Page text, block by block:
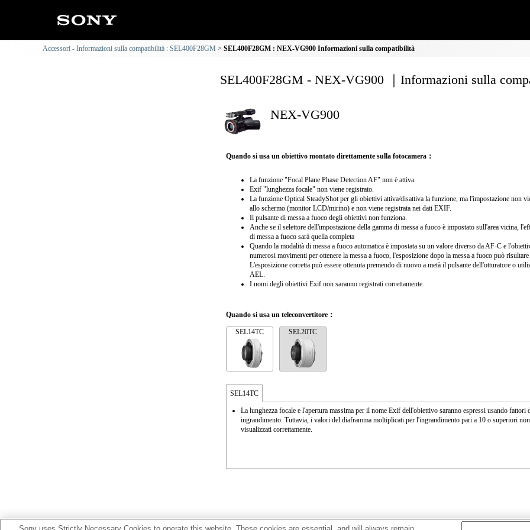
Accessori - Informazioni sulla compatibilità : SEL400F28GM SEL400F28GM : NEX-VG900 Informazioni sulla compatibilità
SEL400F28GM - NEX-VG900 ｜Informazioni sulla
NEX-VG900
Quando si usa un obiettivo montato direttamente sulla fotocamera：
La funzione "Focal Plane Phase Detection AF" non è attiva.
Exif "lunghezza focale" non viene registrato.
La funzione Optical SteadyShot per gli obiettivi attiva/disattiva la funzione, ma l'impostazione non
allo schermo (monitor LCD/mirino) e non viene registrata nei dati EXIF.
Il pulsante di messa a fuoco degli obiettivi non funziona.
Anche se il selettore dell'impostazione della gamma di messa a fuoco è impostato sull'area vicina,
di messa a fuoco sarà quella completa
Quando la modalità di messa a fuoco automatica è impostata su un valore diverso da AF-C e
numerosi movimenti per ottenere la messa a fuoco, l'esposizione dopo la messa a fuoco può
L'esposizione corretta può essere ottenuta premendo di nuovo a metà il pulsante dell'otturatore o
AEL.
I nomi degli obiettivi Exif non saranno registrati correttamente.
Quando si usa un teleconvertitore：
SEL14TC SEL20TC
SEL14TC
La lunghezza focale e l'apertura massima per il nome Exif dell'obiettivo saranno espressi usando fattori
ingrandimento. Tuttavia, i valori del diaframma moltiplicati per l'ingrandimento pari a 10 o superiori
visualizzati correttamente.